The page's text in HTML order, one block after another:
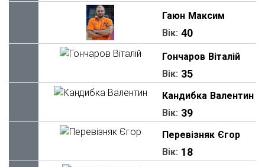
Гаюн Максим
Вік: 40
Гончаров Віталій
Вік: 35
Кандибка Валентин
Вік: 39
Перевізняк Єгор
Вік: 18